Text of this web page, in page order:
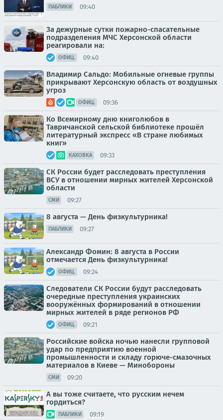
ПАБЛИКИ 09:40
За дежурные сутки пожарно-спасательные
подразделения МЧС Херсонской области
реагировали на:
ОФИЦ. 09:40
Владимир Сальдо: Мобильные огневые группы
прикрывают Херсонскую область от воздушных
угроз
ОФИЦ. 09:36
Ко Всемирному дню книголюбов в
Тавричанской сельской библиотеке прошёл
литературный экспресс «В стране любимых
книг»
КАХОВКА 09:33
СК России будет расследовать преступления
ВСУ в отношении мирных жителей Херсонской
области
СМИ 09:27
8 августа — День физкультурника!
ПАБЛИКИ 09:27
Александр Фомин: 8 августа в России
отмечается День физкультурника!
ОФИЦ. 09:24
Следователи СК России будут расследовать
очередные преступления украинских
вооружённых формирований в отношении
мирных жителей в ряде регионов РФ
ОФИЦ. 09:21
Российские войска ночью нанесли групповой
удар по предприятию военной
промышленности и складу горюче-смазочных
материалов в Киеве — Минобороны
СМИ 09:20
А вы тоже считаете, что русским нечем
гордиться?
ПАБЛИКИ 09:19